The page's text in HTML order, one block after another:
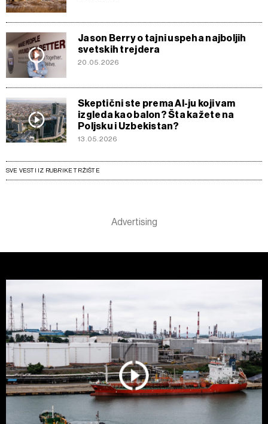
Jason Berry o tajni uspeha najboljih
svetskih trejdera
20.05.2026
Skeptični ste prema AI-ju koji vam
izgleda kao balon? Šta kažete na
Poljsku i Uzbekistan?
13.05.2026
SVE VESTI IZ RUBRIKE TRŽIŠTE